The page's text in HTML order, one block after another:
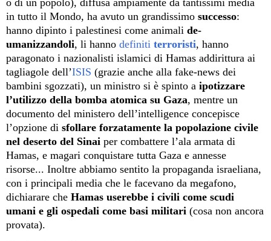
o di un popolo), diffusa ampiamente da tantissimi media
in tutto il Mondo, ha avuto un grandissimo successo:
hanno dipinto i palestinesi come animali de-
umanizzandoli, li hanno definiti terroristi, hanno
paragonato i nazionalisti islamici di Hamas addirittura ai
tagliagole dell’ISIS (grazie anche alla fake-news dei
bambini sgozzati), un ministro si è spinto a ipotizzare
l’utilizzo della bomba atomica su Gaza, mentre un
documento del ministero dell’intelligence concepisce
l’opzione di sfollare forzatamente la popolazione civile
nel deserto del Sinai per combattere l’ala armata di
Hamas, e magari conquistare tutta Gaza e annesse
risorse... Inoltre abbiamo sentito la propaganda israeliana,
con i principali media che le facevano da megafono,
dichiarare che Hamas userebbe i civili come scudi
umani e gli ospedali come basi militari (cosa non ancora
provata).